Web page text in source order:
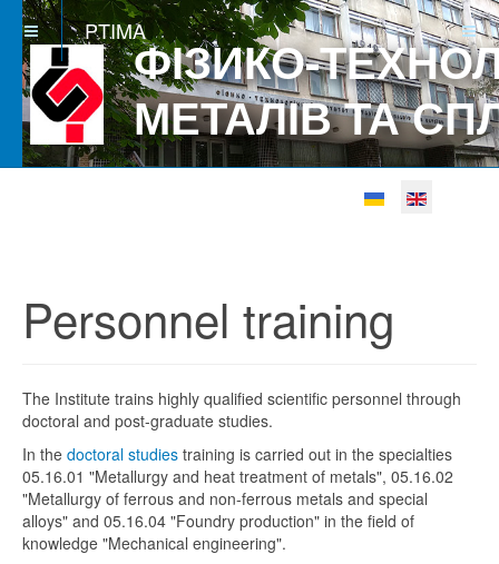
ФІЗИКО-
МЕТАЛІВ ТА
PTIMA
Select your
Personnel training
The Institute trains highly qualified scientific personnel through
doctoral and post-graduate studies.
In the doctoral studies training is carried out in the specialties
05.16.01 "Metallurgy and heat treatment of metals", 05.16.02
"Metallurgy of ferrous and non-ferrous metals and special
alloys" and 05.16.04 "Foundry production" in the field of
knowledge "Mechanical engineering".